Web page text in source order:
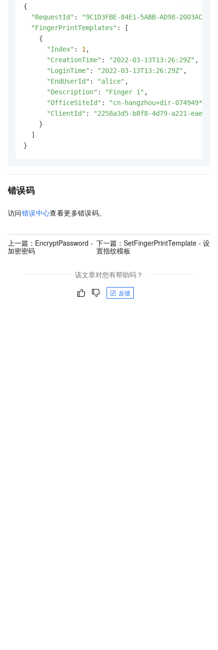
{
"RequestId" :
"9C1D3FBE-84E1-5ABB-AD98-
"FingerPrintTemplates" : [
    {
"Index" : 1 ,
"CreationTime" : "2022-03-13T13:26:29Z" ,
"LoginTime" : "2022-03-13T13:26:29Z" ,
"EndUserId" : "alice" ,
"Description" : "Finger 1" ,
"OfficeSiteId" :
"cn-hangzhou+dir-074949****"
"ClientId" :
"2258a3d5-b8f8-4d79-a221-
    }
  ]
}
错误码
访问错误中心查看更多错误码。
上一篇： EncryptPassword -
加密密码
下一篇： SetFingerPrintTemplate - 设
置指纹模板
该文章对您有帮助吗？
反馈